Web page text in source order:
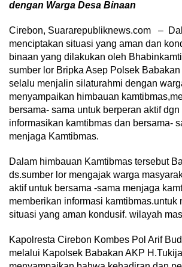
dengan Warga Desa Binaan
Cirebon, Suararepubliknews.com –
menciptakan situasi yang aman dan
binaan yang dilakukan oleh
sumber lor Bripka Asep Polsek
selalu menjalin silaturahmi dengan
menyampaikan himbauan
bersama- sama untuk berperan aktif
informasikan kamtibmas dan bersama-
menjaga Kamtibmas.
Dalam himbauan Kamtibmas tersebut
ds.sumber lor mengajak warga
aktif untuk bersama -sama menjaga
memberikan informasi kamtibmas.untuk
situasi yang aman kondusif. wilayah
Kapolresta Cirebon Kombes Pol Arif
melalui Kapolsek Babakan AKP